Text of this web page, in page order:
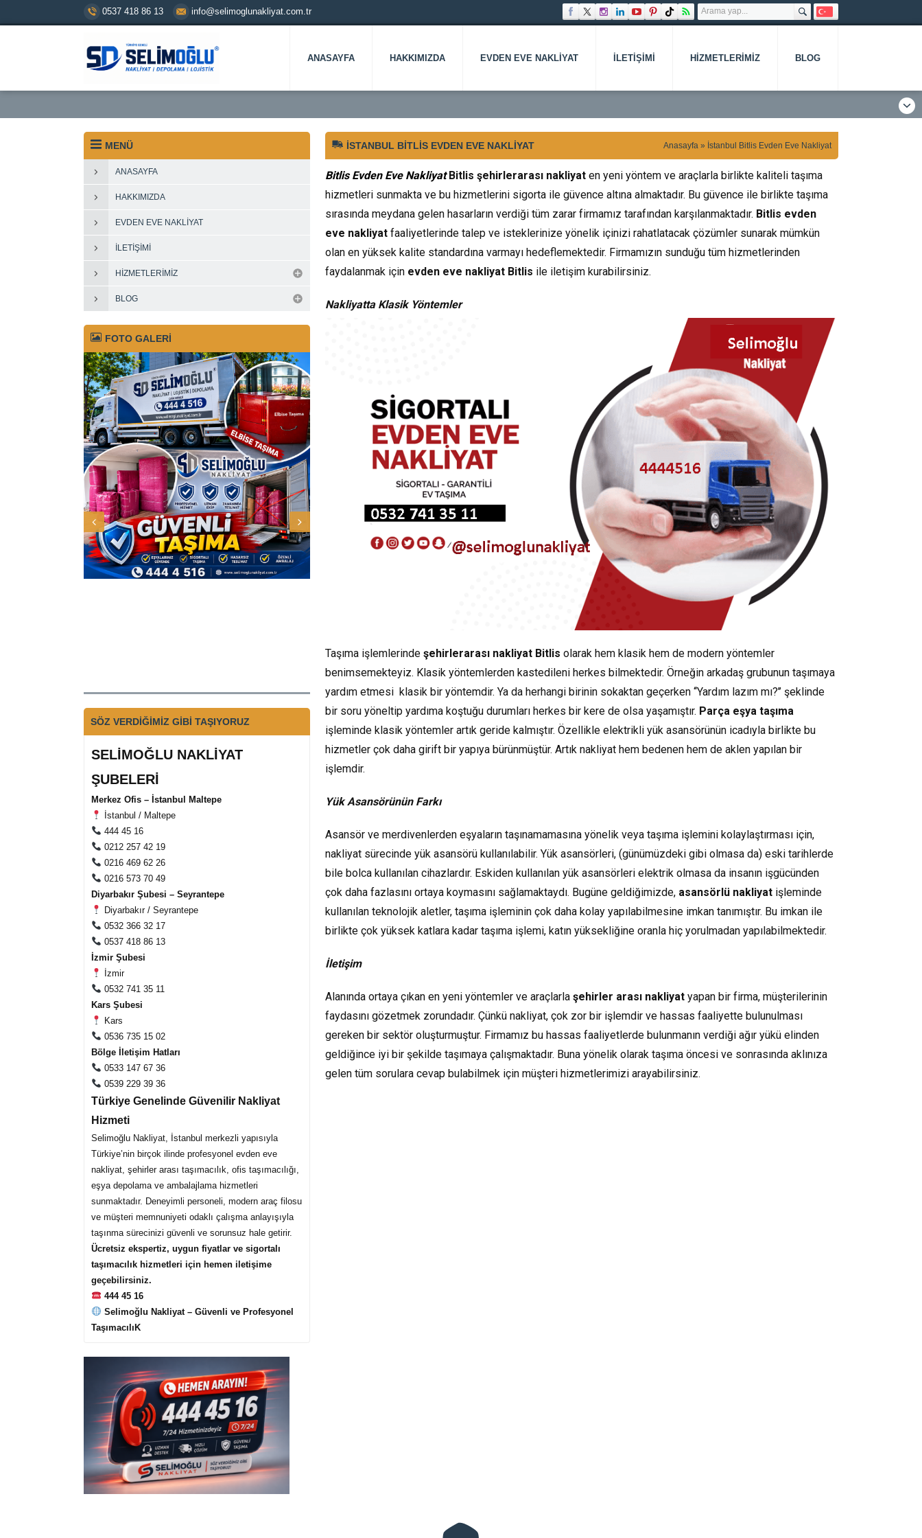
0537 418 86 13 info@selimoglunakliyat.com.tr
ANASAYFA HAKKIMIZDA EVDEN EVE NAKLIYAT İLETIŞIMI HIZMETLERIMIZ BLOG
İSTANBUL BITLIS EVDEN EVE NAKLIYAT Anasayfa » İstanbul Bitlis Evden Eve Nakliyat
Bitlis Evden Eve NakliyatBitlis şehirlerarası nakliyat en yeni yöntem ve araçlarla birlikte kaliteli taşıma
hizmetleri sunmakta ve bu hizmetlerini sigorta ile güvence altına almaktadır. Bu güvence ile birlikte taşıma
sırasında meydana gelen hasarların verdiği tüm zarar firmamız tarafından karşılanmaktadır. Bitlis evden
eve nakliyat faaliyetlerinde talep ve isteklerinize yönelik içinizi rahatlatacak çözümler sunarak mümkün
olan en yüksek kalite standardına varmayı hedeflemektedir. Firmamızın sunduğu tüm hizmetlerinden
faydalanmak için evden eve nakliyat Bitlis ile iletişim kurabilirsiniz.
Nakliyatta Klasik Yöntemler
Taşıma işlemlerinde şehirlerarası nakliyat Bitlis olarak hem klasik hem de modern yöntemler
benimsemekteyiz. Klasik yöntemlerden kastedileni herkes bilmektedir. Örneğin arkadaş grubunun taşımaya
yardım etmesi klasik bir yöntemdir. Ya da herhangi birinin sokaktan geçerken ‘‘Yardım lazım mı?’’ şeklinde
bir soru yöneltip yardıma koştuğu durumları herkes bir kere de olsa yaşamıştır. Parça eşya taşıma
işleminde klasik yöntemler artık geride kalmıştır. Özellikle elektrikli yük asansörünün icadıyla birlikte bu
hizmetler çok daha girift bir yapıya bürünmüştür. Artık nakliyat hem bedenen hem de aklen yapılan bir
işlemdir.
Yük Asansörünün Farkı
Asansör ve merdivenlerden eşyaların taşınamamasına yönelik veya taşıma işlemini kolaylaştırması için,
nakliyat sürecinde yük asansörü kullanılabilir. Yük asansörleri, (günümüzdeki gibi olmasa da) eski tarihlerde
bile bolca kullanılan cihazlardır. Eskiden kullanılan yük asansörleri elektrik olmasa da insanın işgücünden
çok daha fazlasını ortaya koymasını sağlamaktaydı. Bugüne geldiğimizde, asansörlü nakliyat işleminde
kullanılan teknolojik aletler, taşıma işleminin çok daha kolay yapılabilmesine imkan tanımıştır. Bu imkan ile
birlikte çok yüksek katlara kadar taşıma işlemi, katın yüksekliğine oranla hiç yorulmadan yapılabilmektedir.
İletişim
Alanında ortaya çıkan en yeni yöntemler ve araçlarla şehirler arası nakliyat yapan bir firma, müşterilerinin
faydasını gözetmek zorundadır. Çünkü nakliyat, çok zor bir işlemdir ve hassas faaliyette bulunulması
gereken bir sektör oluşturmuştur. Firmamız bu hassas faaliyetlerde bulunmanın verdiği ağır yükü elinden
geldiğince iyi bir şekilde taşımaya çalışmaktadır. Buna yönelik olarak taşıma öncesi ve sonrasında aklınıza
gelen tüm sorulara cevap bulabilmek için müşteri hizmetlerimizi arayabilirsiniz.
MENÜ
ANASAYFA
HAKKIMIZDA
EVDEN EVE NAKLIYAT
İLETIŞIMI
HIZMETLERIMIZ
BLOG
FOTO GALERİ
SÖZ VERDİĞİMİZ GİBİ TAŞIYORUZ
SELİMOĞLU NAKLİYAT
ŞUBELERİ
Merkez Ofis – İstanbul Maltepe
İstanbul / Maltepe
444 45 16
0212 257 42 19
0216 469 62 26
0216 573 70 49
Diyarbakır Şubesi – Seyrantepe
Diyarbakır / Seyrantepe
0532 366 32 17
0537 418 86 13
İzmir Şubesi
İzmir
0532 741 35 11
Kars Şubesi
Kars
0536 735 15 02
Bölge İletişim Hatları
0533 147 67 36
0539 229 39 36
Türkiye Genelinde Güvenilir Nakliyat
Hizmeti
Selimoğlu Nakliyat, İstanbul merkezli yapısıyla
Türkiye’nin birçok ilinde profesyonel evden eve
nakliyat, şehirler arası taşımacılık, ofis taşımacılığı,
eşya depolama ve ambalajlama hizmetleri
sunmaktadır. Deneyimli personeli, modern araç filosu
ve müşteri memnuniyeti odaklı çalışma anlayışıyla
taşınma sürecinizi güvenli ve sorunsuz hale getirir.
Ücretsiz ekspertiz, uygun fiyatlar ve sigortalı
taşımacılık hizmetleri için hemen iletişime
geçebilirsiniz.
444 45 16
Selimoğlu Nakliyat – Güvenli ve Profesyonel
TaşımacılıK